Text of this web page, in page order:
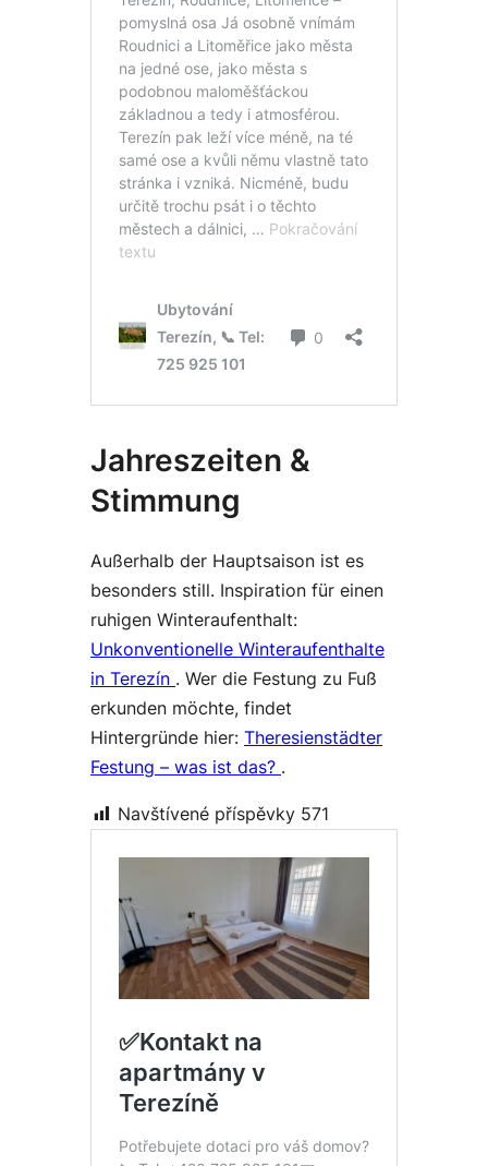
Jahreszeiten &
Stimmung
Außerhalb der Hauptsaison ist es
besonders still. Inspiration für einen
ruhigen Winteraufenthalt:
Unkonventionelle Winteraufenthalte
in Terezín . Wer die Festung zu Fuß
erkunden möchte, findet
Hintergründe hier: Theresienstädter
Festung – was ist das? .
Navštívené příspěvky 571